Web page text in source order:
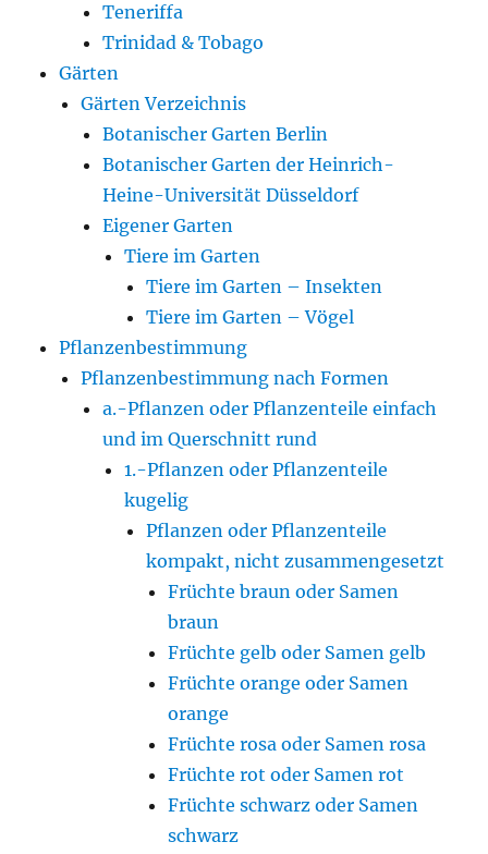
Teneriffa
Trinidad & Tobago
Gärten
Gärten Verzeichnis
Botanischer Garten Berlin
Botanischer Garten der Heinrich-
Heine-Universität Düsseldorf
Eigener Garten
Tiere im Garten
Tiere im Garten – Insekten
Tiere im Garten – Vögel
Pflanzenbestimmung
Pflanzenbestimmung nach Formen
a.-Pflanzen oder Pflanzenteile einfach
und im Querschnitt rund
1.-Pflanzen oder Pflanzenteile
kugelig
Pflanzen oder Pflanzenteile
kompakt, nicht zusammengesetzt
Früchte braun oder Samen
braun
Früchte gelb oder Samen gelb
Früchte orange oder Samen
orange
Früchte rosa oder Samen rosa
Früchte rot oder Samen rot
Früchte schwarz oder Samen
schwarz